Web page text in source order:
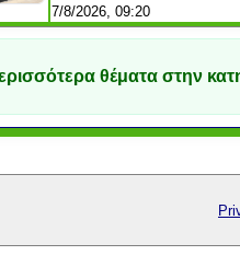
7/8/2026, 09:20
θέματα στην